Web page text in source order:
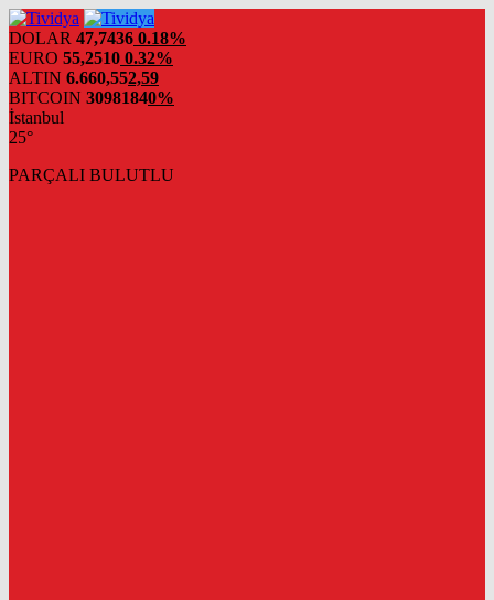
evden
eve
nakliyat
DOLAR 47,7436 0.18%
EURO 55,2510 0.32%
ALTIN 6.660,552,59
BITCOIN 30981840%
İstanbul
25°
PARÇALI BULUTLU